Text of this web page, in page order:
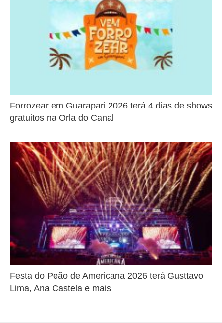
Forrozear em Guarapari 2026 terá 4 dias de shows
gratuitos na Orla do Canal
Festa do Peão de Americana 2026 terá Gusttavo
Lima, Ana Castela e mais